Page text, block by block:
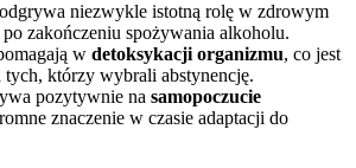
odgrywa niezwykle istotną rolę w zdrowym
po zakończeniu spożywania alkoholu.
w detoksykacji organizmu, co jest
tych, którzy wybrali abstynencję.
pozytywnie na samopoczucie
znaczenie w czasie adaptacji do